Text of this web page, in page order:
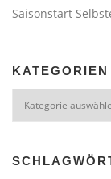
Saisonstart
KATEGORIEN